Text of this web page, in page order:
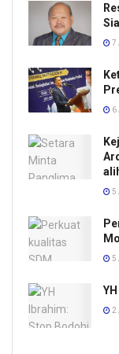
7
6
5
5
2